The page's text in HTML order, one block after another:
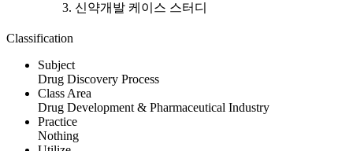
3. 신약개발 케이스 스터디
Classification
Subject
Drug Discovery Process
Class Area
Drug Development & Pharmaceutical Industry
Practice
Nothing